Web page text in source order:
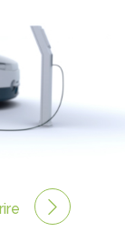
LE
à 00:00